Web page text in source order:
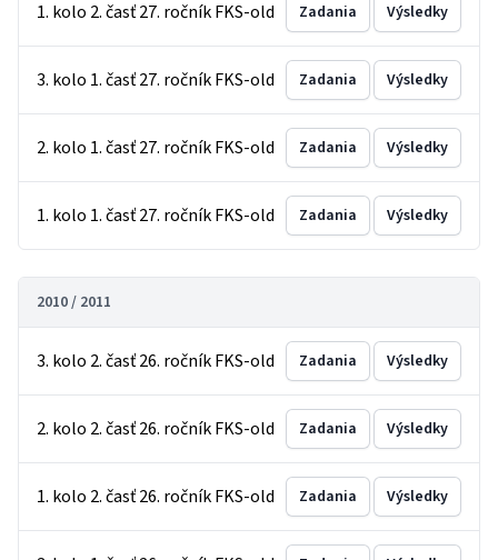
1. kolo 2. časť 27. ročník FKS-old Zadania Výsledky
3. kolo 1. časť 27. ročník FKS-old Zadania Výsledky
2. kolo 1. časť 27. ročník FKS-old Zadania Výsledky
1. kolo 1. časť 27. ročník FKS-old Zadania Výsledky
2010 / 2011
3. kolo 2. časť 26. ročník FKS-old Zadania Výsledky
2. kolo 2. časť 26. ročník FKS-old Zadania Výsledky
1. kolo 2. časť 26. ročník FKS-old Zadania Výsledky